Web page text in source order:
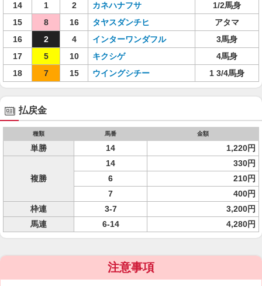
14
1 2 カネハナフサ
1/2馬身
15
8 16 タヤスダンチヒ
アタマ
16
2 4 インターワンダフル
3馬身
17
5 10 キクシゲ
4馬身
18
7 15 ウイングシチー 1 3/4馬身
払戻金
種類 馬番 金額
単勝 14 1,220円
複勝
14
330円
6
210円
7
400円
枠連
3-7
3,200円
馬連
6-14 4,280円
注意事項